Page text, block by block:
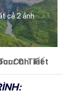
cả 2 ảnh
Chi Tiết